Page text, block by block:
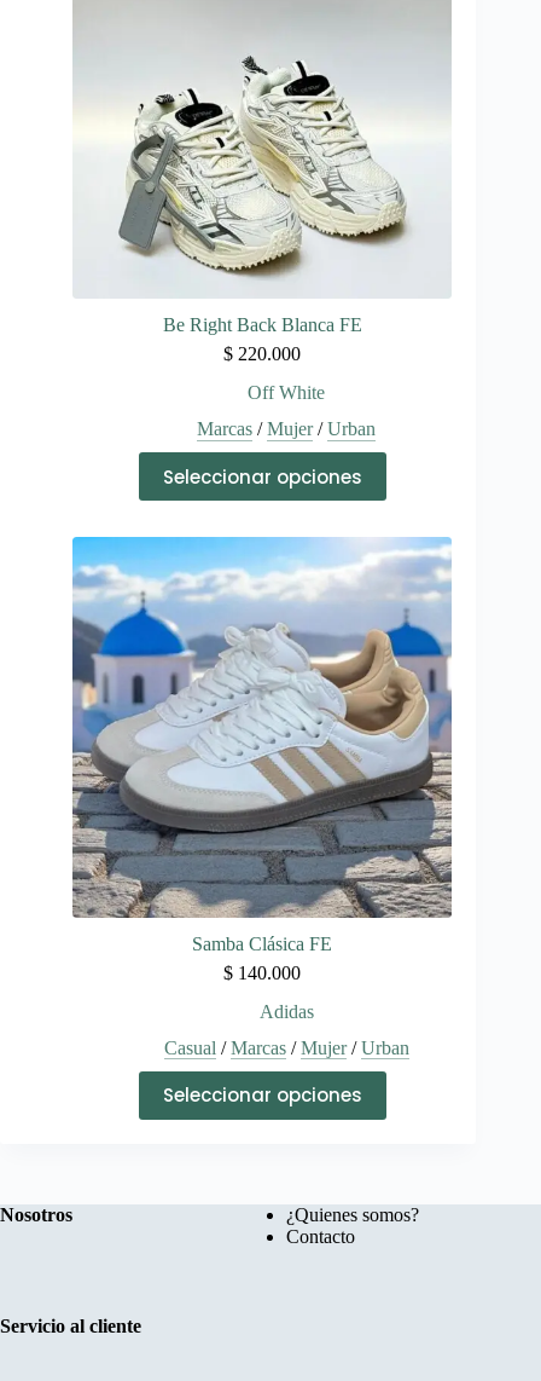
la
página
de
producto
Be Right Back Blanca FE
$ 220.000
Off White
Marcas /Mujer/Urban
Seleccionar opciones
producto
tiene
Las
opciones
pueden
elegir
en
la
página
de
producto
Samba Clásica FE
$ 140.000
Adidas
Casual /Marcas/Mujer/Urban
Seleccionar opciones
producto
tiene
opciones
se
Nosotros
¿Quienes somos?
Contacto
Servicio al cliente